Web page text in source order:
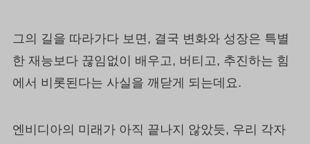
그의 길을 따라가다 보면, 결국 변화와 성장은 특별
한 재능보다 끊임없이 배우고, 버티고, 추진하는 힘
에서 비롯된다는 사실을 깨닫게 되는데요.
엔비디아의 미래가 아직 끝나지 않았듯, 우리 각자